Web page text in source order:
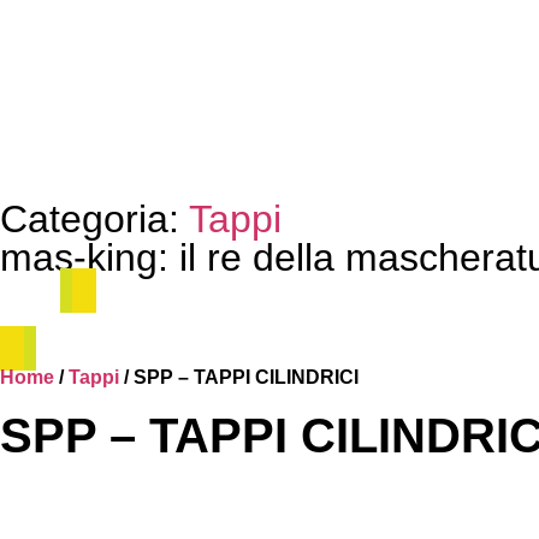
Categoria: Tappi
mas-king: il re della
Home /Tappi / SPP – TAPPI CILINDRICI
SPP – TAPPI